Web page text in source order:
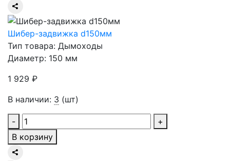
Шибер-задвижка d150мм
Тип товара: Дымоходы
Диаметр: 150 мм
1 929 ₽
В наличии: 3 (шт)
-
+
В корзину